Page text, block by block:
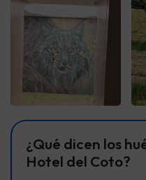
¿Qué dicen los
Hotel del Coto?